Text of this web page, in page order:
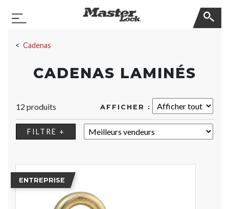
Basculer la navigation
Cadenas
CADENAS LAMINÉS
12 produits AFFICHER :
FILTRE + TRIER :
ENTREPRISE